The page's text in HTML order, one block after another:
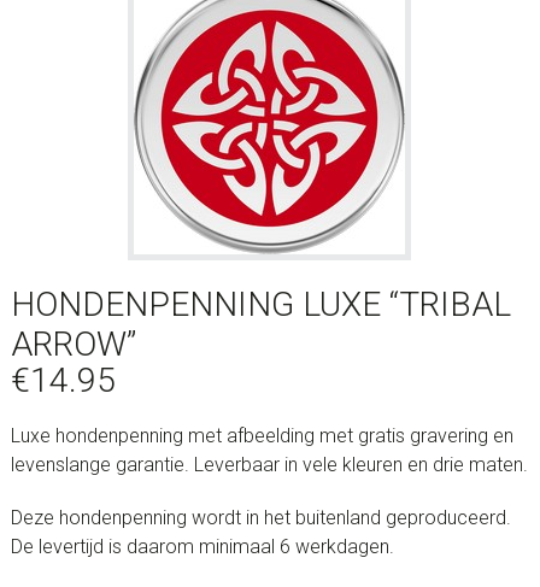
HONDENPENNING LUXE “TRIBAL
ARROW”
€14.95
Luxe hondenpenning met afbeelding met gratis gravering en
levenslange garantie. Leverbaar in vele kleuren en drie maten.
Deze hondenpenning wordt in het buitenland geproduceerd.
De levertijd is daarom minimaal 6 werkdagen.